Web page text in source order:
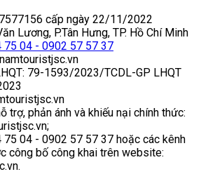
cấp ngày 22/11/2022
Lương, P.Tân Hưng, TP. Hồ Chí Minh
75 04 - 0902 57 57 37
79-1593/2023/TCDL-GP LHQT
trợ, phản ánh và khiếu nại chính thức:
75 04 - 0902 57 57 37 hoặc các kênh
công bố công khai trên website: